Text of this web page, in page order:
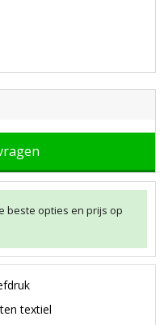
beste opties en prijs op
textiel